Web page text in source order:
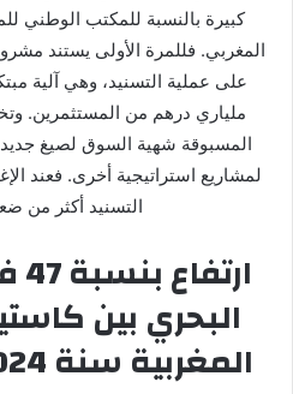
كبيرة بالنسبة للمكتب الوطني
المغربي. فللمرة الأولى يستند
على عملية التسنيد، وهي آلية
ملياري درهم من المستثمرين.
المسبوقة شهية السوق لصيغ
لمشاريع استراتيجية أخرى. فعند
التسنيد أكثر من
البحري بين
المغربية سنة 2024 (ليبراسيون)